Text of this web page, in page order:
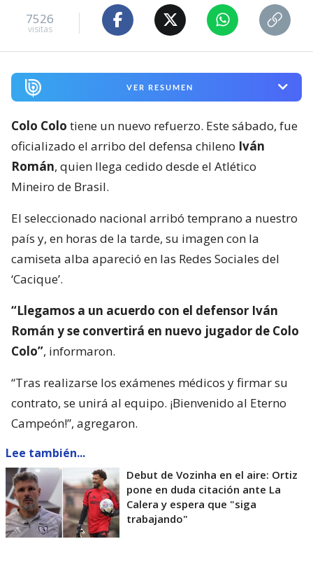
7526
visitas
VER RESUMEN
Colo Colo tiene un nuevo refuerzo. Este sábado, fue
oficializado el arribo del defensa chileno Iván
Román, quien llega cedido desde el Atlético
Mineiro de Brasil.
El seleccionado nacional arribó temprano a nuestro
país y, en horas de la tarde, su imagen con la
camiseta alba apareció en las Redes Sociales del
‘Cacique’.
“Llegamos a un acuerdo con el defensor Iván
Román y se convertirá en nuevo jugador de Colo
Colo”, informaron.
“Tras realizarse los exámenes médicos y firmar su
contrato, se unirá al equipo. ¡Bienvenido al Eterno
Campeón!”, agregaron.
Lee también...
Debut de Vozinha en el aire: Ortiz
pone en duda citación ante La
Calera y espera que "siga
trabajando"